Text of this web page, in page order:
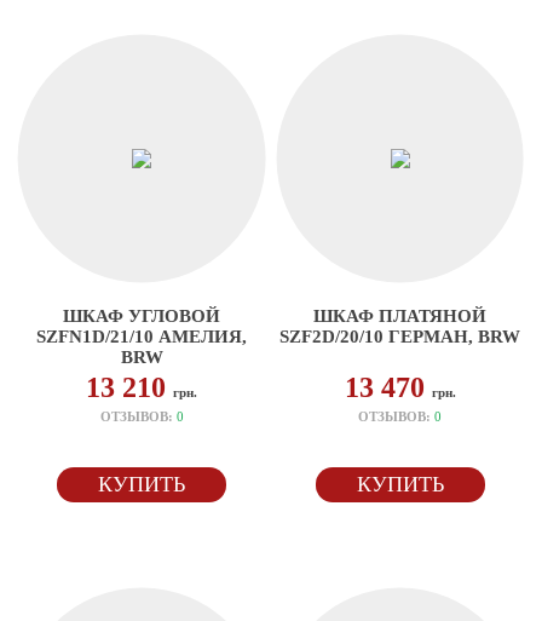
ШКАФ УГЛОВОЙ
SZFN1D/21/10 АМЕЛИЯ,
BRW
13 210грн.
ОТЗЫВОВ: 0
КУПИТЬ
ШКАФ ПЛАТЯНОЙ
SZF2D/20/10 ГЕРМАН, BRW
13 470 грн.
ОТЗЫВОВ:0
КУПИТЬ